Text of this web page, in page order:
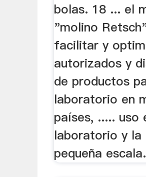
bolas. 18 ... el
"molino
facilitar y
autorizados y
de productos
laboratorio en
países, ..... uso
laboratorio y la
pequeña escala.